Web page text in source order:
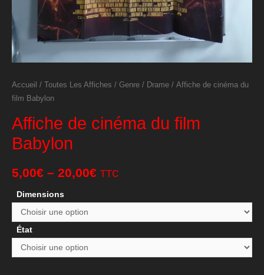
Accueil / Toutes Les Affiches / Genre / Drame / Affiche de cinéma du
film Babylon
Affiche de cinéma du film
Babylon
5,00€ – 20,00€ TTC
Dimensions
État